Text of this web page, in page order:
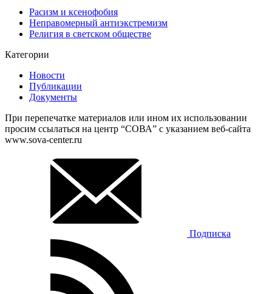
Расизм и ксенофобия
Неправомерный антиэкстремизм
Религия в светском обществе
Категории
Новости
Публикации
Документы
При перепечатке материалов или ином их использовании
просим ссылаться на центр “СОВА” с указанием веб-сайта
www.sova-center.ru
Подписка